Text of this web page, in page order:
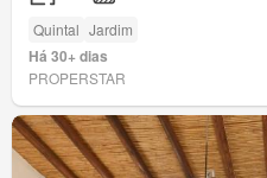
Quintal Jardim
Há 30+ dias
PROPERSTAR